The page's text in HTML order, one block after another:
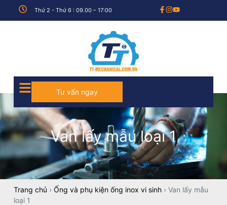
Thứ 2 - Thứ 6 : 09.00 – 17:00
Tư vấn ngay
Van lấy mẫu loại 1
Trang chủ › Ống và phụ kiện ống inox vi sinh› Van lấy mẫu
loại 1